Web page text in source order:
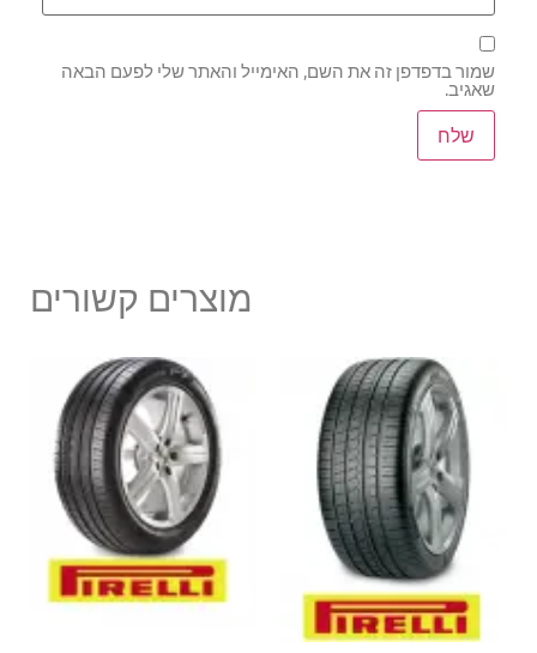
שמור בדפדפן זה את השם, האימייל והאתר שלי לפעם הבאה
שאגיב.
מוצרים קשורים